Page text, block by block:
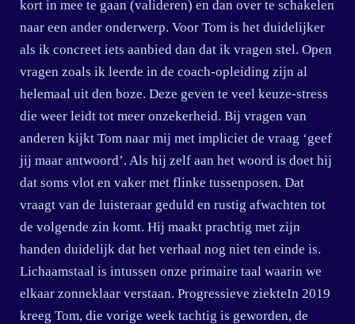
kort in mee te gaan (valideren) en dan over te schakelen
naar een ander onderwerp. Voor Tom is het duidelijker
als ik concreet iets aanbied dan dat ik vragen stel. Open
vragen zoals ik leerde in de coach-opleiding zijn al
helemaal uit den boze. Deze geven te veel keuze-stress
die weer leidt tot meer onzekerheid. Bij vragen van
anderen kijkt Tom naar mij met impliciet de vraag ‘geef
jij maar antwoord’. Als hij zelf aan het woord is doet hij
dat soms vlot en vaker met flinke tussenposen. Dat
vraagt van de luisteraar geduld en rustig afwachten tot
de volgende zin komt. Hij maakt prachtig met zijn
handen duidelijk dat het verhaal nog niet ten einde is.
Lichaamstaal is intussen onze primaire taal waarin we
elkaar zonneklaar verstaan. Progressieve ziekteIn 2019
kreeg Tom, die vorige week tachtig is geworden, de